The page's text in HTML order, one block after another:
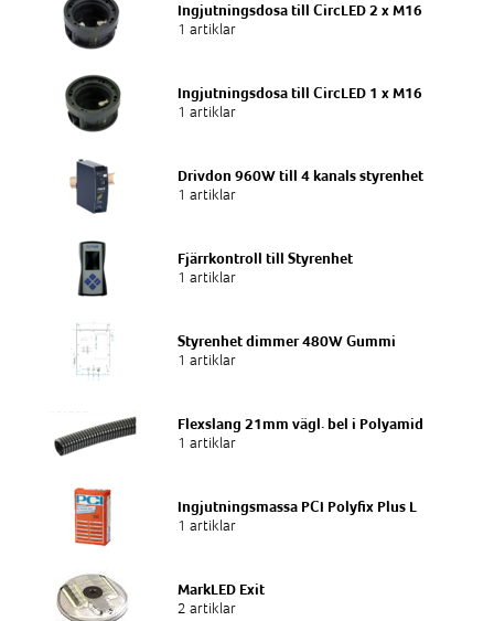
Ingjutningsdosa till CircLED 2 x M16
1 artiklar
Ingjutningsdosa till CircLED 1 x M16
1 artiklar
Drivdon 960W till 4 kanals styrenhet
1 artiklar
Fjärrkontroll till Styrenhet
1 artiklar
Styrenhet dimmer 480W Gummi
1 artiklar
Flexslang 21mm vägl. bel i Polyamid
1 artiklar
Ingjutningsmassa PCI Polyfix Plus L
1 artiklar
MarkLED Exit
2 artiklar